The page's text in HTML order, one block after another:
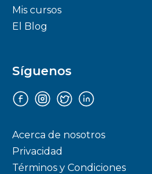
Mis cursos
El Blog
Síguenos
FacebookInstagram
Twitter
Acerca de nosotros
Privacidad
Términos y Condiciones